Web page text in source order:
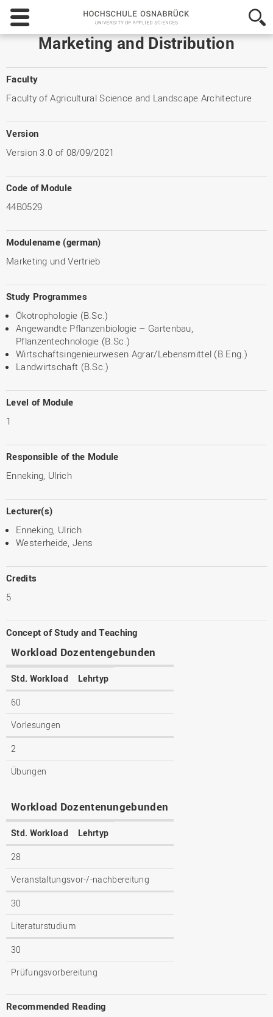
Hochschule
Osnabrück
-
University
Marketing and Distribution
Faculty
Faculty of Agricultural Science and Landscape Architecture
Version
Version 3.0 of 08/09/2021
Code of Module
44B0529
Modulename (german)
Marketing und Vertrieb
Study Programmes
Ökotrophologie (B.Sc.)
Angewandte Pflanzenbiologie – Gartenbau,
Pflanzentechnologie (B.Sc.)
Wirtschaftsingenieurwesen Agrar/Lebensmittel (B.Eng.)
Landwirtschaft (B.Sc.)
Level of Module
1
Responsible of the Module
Enneking, Ulrich
Lecturer(s)
Enneking, Ulrich
Westerheide, Jens
Credits
5
Concept of Study and Teaching
Workload Dozentengebunden
Std. Workload Lehrtyp
60
Vorlesungen
2
Übungen
Workload Dozentenungebunden
Std. Workload Lehrtyp
28
Veranstaltungsvor-/-nachbereitung
30
Literaturstudium
30
Prüfungsvorbereitung
Recommended Reading